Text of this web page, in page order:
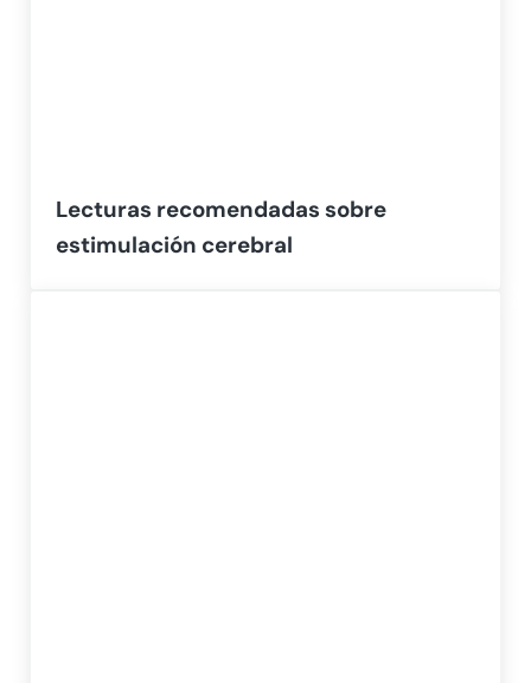
Lecturas recomendadas sobre
estimulación cerebral